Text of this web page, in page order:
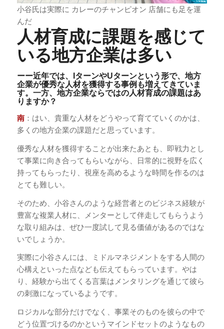
小谷氏は実際に カレーのチャンピオン 店舗にも足を運
んだ
人材育成に課題を感じて
いる地方企業は多い
ーー近年では、IターンやUターンという形で、地方
企業が優秀な人材を獲得する事例も増えてきていま
す。一方、地方企業ならではの人材育成の課題はあ
りますか？
南：はい、貴重な人材をどうやって育てていくのかは、
多くの地方企業の課題だと思っています。
優秀な人材を獲得することが出来たあとも、即戦力とし
て事業に向き合ってもらいながら、日常的に視野を広く
持ってもらったり、視座を高めるような時間を作るのは
とても難しい。
そのため、小谷さんのような経営者とのビジネス経験が
豊富な複業人材に、メンターとして伴走してもらうよう
な取り組みは、ぜひ一度試して見る価値があるのではな
いでしょうか。
実際に小谷さんには、ミドルマネジメントをする人間の
心構えといった点なども伝えてもらっています。やは
り、経験から出てくる言葉はメンタリングを通じて彼ら
の刺激になっているようです。
ロジカルな部分だけでなく、事業そのものを彼らの中で
どう位置づけるのかというマインドセットのようなもの